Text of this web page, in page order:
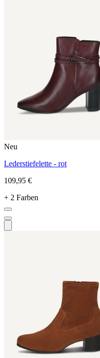
Neu
Lederstiefelette - rot
109,95 €
+ 2 Farben